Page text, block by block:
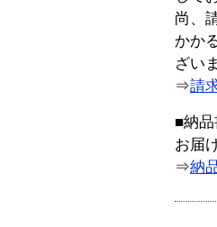
尚、
かか
ざい
⇒請
■納
お届
⇒納